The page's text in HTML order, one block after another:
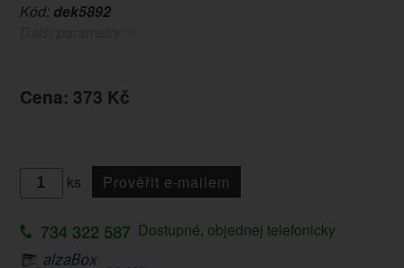
Kód: dek5892
Cena: 373 Kč
ks Prověřit e-mailem
Dostupné, objednej telefonicky